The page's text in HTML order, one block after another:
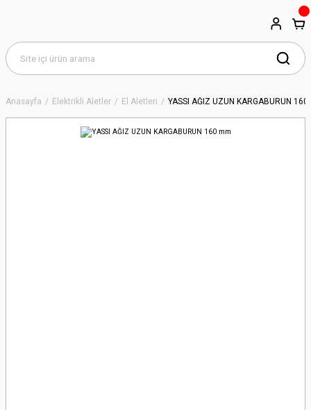
Anasayfa Elektrikli Aletler El Aletleri YASSI AĞIZ UZUN KARGABURUN